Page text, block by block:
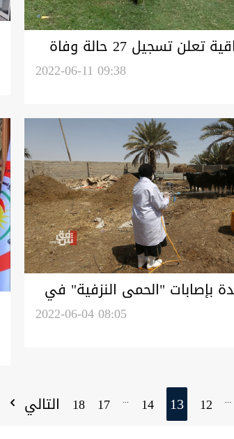
الصحة العراقية تعلن تسجيل 27 حالة وفاة
احداها في اربيل2022-06-11 09:38
بإصابات "الحمى النزفية" في
2022-06-04 08:05
...
12
13
14
...
17
18 التالي